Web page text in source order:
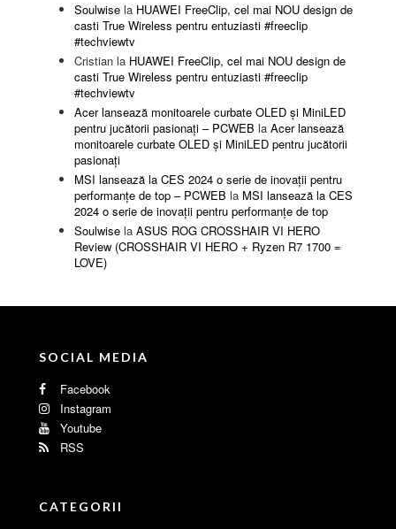
Soulwise la HUAWEI FreeClip, cel mai NOU design de
casti True Wireless pentru entuziasti #freeclip
#techviewtv
Cristian la HUAWEI FreeClip, cel mai NOU design de
casti True Wireless pentru entuziasti #freeclip
#techviewtv
Acer lansează monitoarele curbate OLED și MiniLED
pentru jucătorii pasionați – PCWEB la Acer lansează
monitoarele curbate OLED și MiniLED pentru jucătorii
pasionați
MSI lansează la CES 2024 o serie de inovații pentru
performanțe de top – PCWEB la MSI lansează la CES
2024 o serie de inovații pentru performanțe de top
Soulwise la ASUS ROG CROSSHAIR VI HERO
Review (CROSSHAIR VI HERO + Ryzen R7 1700 =
LOVE)
SOCIAL MEDIA
Facebook
Instagram
Youtube
RSS
CATEGORII